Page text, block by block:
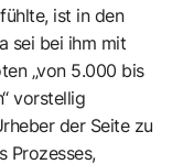
ist in den
sei bei ihm mit
„von 5.000 bis
vorstellig
der Seite zu
Prozesses,